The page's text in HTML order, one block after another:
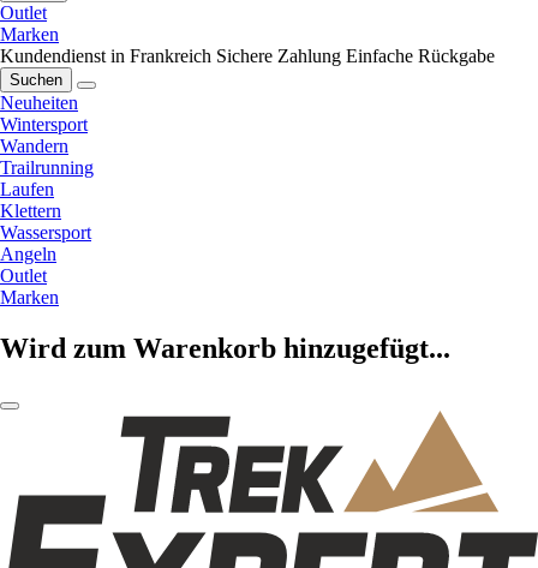
Outlet
Marken
Kundendienst in Frankreich Sichere Zahlung Einfache Rückgabe
Suchen
Neuheiten
Wintersport
Wandern
Trailrunning
Laufen
Klettern
Wassersport
Angeln
Outlet
Marken
Wird zum Warenkorb hinzugefügt...